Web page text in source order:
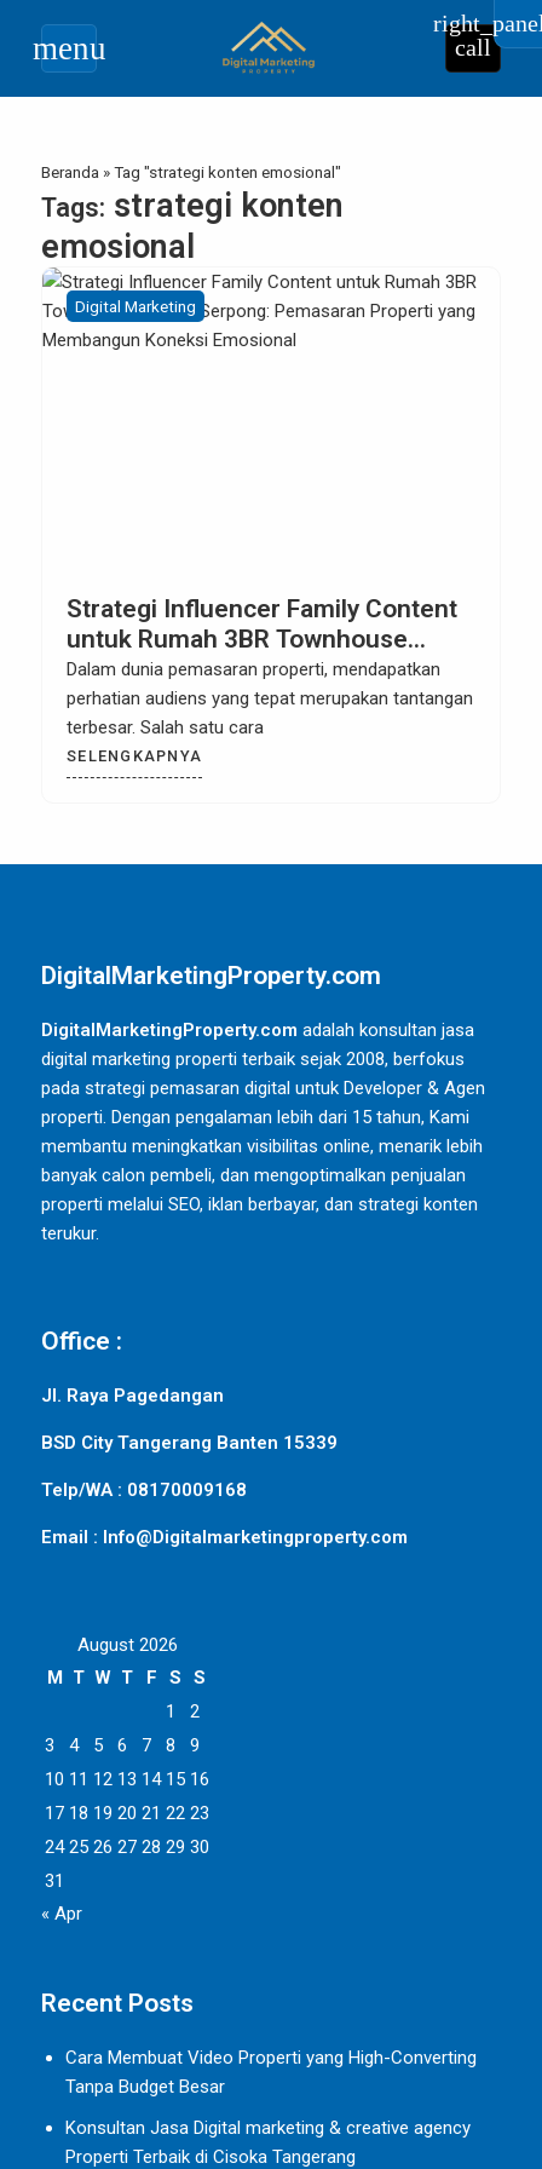
menu call
Beranda »Tag "strategi konten emosional"
Tags: strategi konten
emosional
Digital Marketing
Strategi Influencer Family Content
untuk Rumah 3BR Townhouse
Gading Serpong: Pemasaran
Properti yang Membangun Koneksi
Emosional
Dalam dunia pemasaran properti, mendapatkan
perhatian audiens yang tepat merupakan tantangan
terbesar. Salah satu cara
SELENGKAPNYA
DigitalMarketingProperty.com
DigitalMarketingProperty.com adalah konsultan jasa
digital marketing properti terbaik sejak 2008, berfokus
pada strategi pemasaran digital untuk Developer & Agen
properti. Dengan pengalaman lebih dari 15 tahun, Kami
membantu meningkatkan visibilitas online, menarik lebih
banyak calon pembeli, dan mengoptimalkan penjualan
properti melalui SEO, iklan berbayar, dan strategi konten
terukur.
Office :
Jl. Raya Pagedangan
BSD City Tangerang Banten 15339
Telp/WA : 08170009168
Email : Info@Digitalmarketingproperty.com
August 2026
M T W T F S
S
1
2
3
4 5 6 7 8
9
10 11 12 13 14 15 16
17 18 19 20 21 22 23
24 25 26 27 28 29 30
31
« Apr
Recent Posts
Cara Membuat Video Properti yang High-Converting
Tanpa Budget Besar
Konsultan Jasa Digital marketing & creative agency
Properti Terbaik di Cisoka Tangerang